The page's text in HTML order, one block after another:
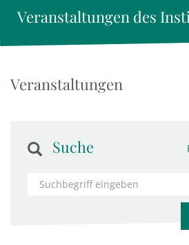
Veranstaltungen des
Veranstaltungen
Suche